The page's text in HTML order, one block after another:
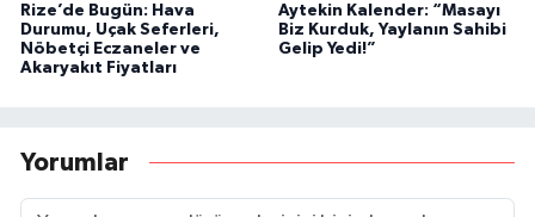
Rize’de Bugün: Hava
Durumu, Uçak Seferleri,
Nöbetçi Eczaneler ve
Akaryakıt Fiyatları
Aytekin Kalender: “Masayı
Biz Kurduk, Yaylanın Sahibi
Gelip Yedi!”
Yorumlar